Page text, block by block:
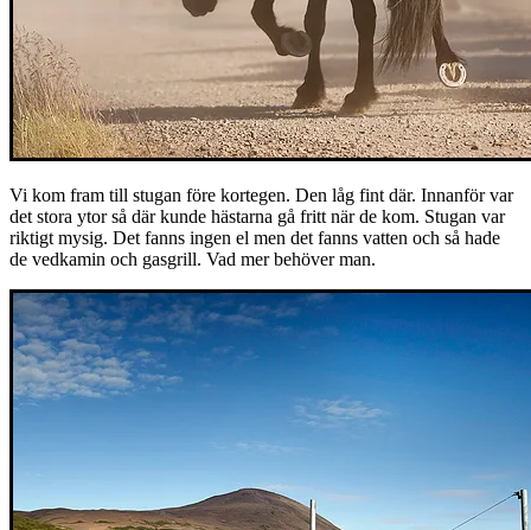
Vi kom fram till stugan före kortegen. Den låg fint där. Innanför var
det stora ytor så där kunde hästarna gå fritt när de kom. Stugan var
riktigt mysig. Det fanns ingen el men det fanns vatten och så hade
de vedkamin och gasgrill. Vad mer behöver man.